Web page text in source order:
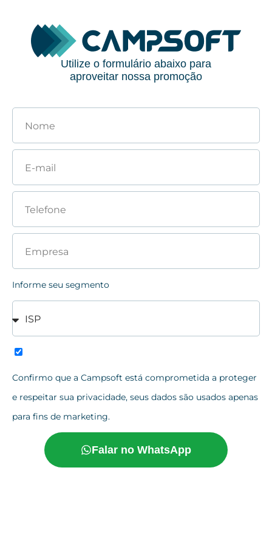
Utilize o formulário abaixo para
aproveitar nossa promoção
Informe seu segmento
Confirmo que a Campsoft está comprometida a proteger
e respeitar sua privacidade, seus dados são usados apenas
para fins de marketing.
Falar no WhatsApp